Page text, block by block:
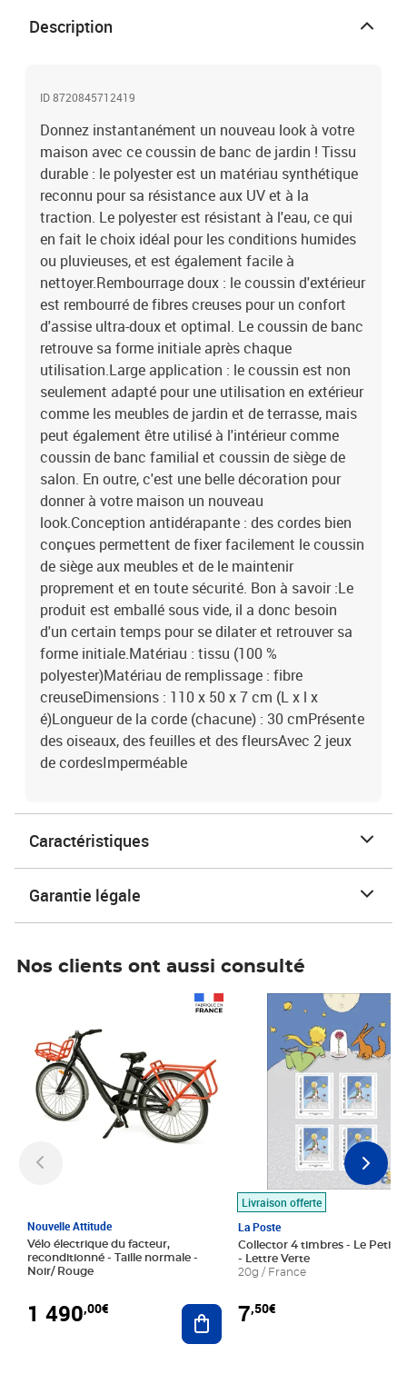
bien conçues permettent de fixer facilement le coussin de siège
aux meubles et de le maintenir proprement et en toute sécurité.
initiale.Matériau : tissu (100 % polyester)Matériau de remplissage
corde (chacune) : 30 cmPrésente des oiseaux, des feuilles et des
fleursAvec 2 jeux de cordesImperméable
Description
ID 8720845712419
Donnez instantanément un nouveau look à votre
maison avec ce coussin de banc de jardin ! Tissu
durable : le polyester est un matériau synthétique
reconnu pour sa résistance aux UV et à la
traction. Le polyester est résistant à l'eau, ce qui
en fait le choix idéal pour les conditions humides
ou pluvieuses, et est également facile à
nettoyer.Rembourrage doux : le coussin d'extérieur
est rembourré de fibres creuses pour un confort
d'assise ultra-doux et optimal. Le coussin de banc
retrouve sa forme initiale après chaque
utilisation.Large application : le coussin est non
seulement adapté pour une utilisation en extérieur
comme les meubles de jardin et de terrasse, mais
peut également être utilisé à l'intérieur comme
coussin de banc familial et coussin de siège de
salon. En outre, c'est une belle décoration pour
donner à votre maison un nouveau
look.Conception antidérapante : des cordes bien
conçues permettent de fixer facilement le coussin
de siège aux meubles et de le maintenir
proprement et en toute sécurité. Bon à savoir :Le
produit est emballé sous vide, il a donc besoin
d'un certain temps pour se dilater et retrouver sa
forme initiale.Matériau : tissu (100 %
polyester)Matériau de remplissage : fibre
creuseDimensions : 110 x 50 x 7 cm (L x l x
é)Longueur de la corde (chacune) : 30 cmPrésente
des oiseaux, des feuilles et des fleursAvec 2 jeux
de cordesImperméable
Caractéristiques
Garantie légale
Nos clients ont aussi consulté
Nouvelle Attitude
Vélo électrique du facteur,
reconditionné - Taille normale -
Noir/ Rouge
1 490,00€ Ajouter au panier
Livraison offerte
La Poste
Collector 4 timbres - Le Petit
- Lettre Verte
20g / France
7,50€
Prix 7,50€